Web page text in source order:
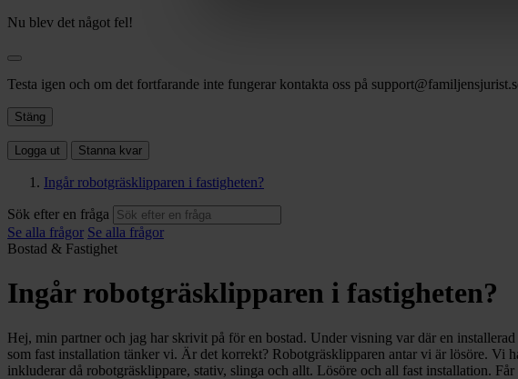
Nu blev det något fel!
Testa igen och om det fortfarande inte fungerar kontakta oss på
Stäng
Logga ut Stanna kvar
Ingår robotgräsklipparen i fastigheten?
Sök efter en fråga
Se alla frågor Se alla frågor
Bostad & Fastighet
Ingår robotgräsklipparen i fastigheten?
Hej, min partner och jag har skrivit på för en bostad. Under visning var där en
som fast installation tänker vi. Är det korrekt? Robotgräsklipparen antar vi är lösöre. Vi
inkluderar då robotgräsklippare, stativ, slinga och allt. Lösöre och all fast installation. Får